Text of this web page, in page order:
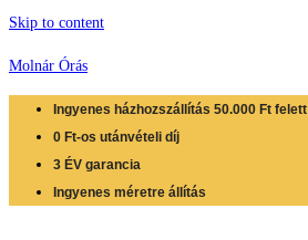
Skip to content
Molnár Órás
Ingyenes házhozszállítás 50.000 Ft felett
0 Ft-os utánvételi díj
3 ÉV garancia
Ingyenes méretre állítás